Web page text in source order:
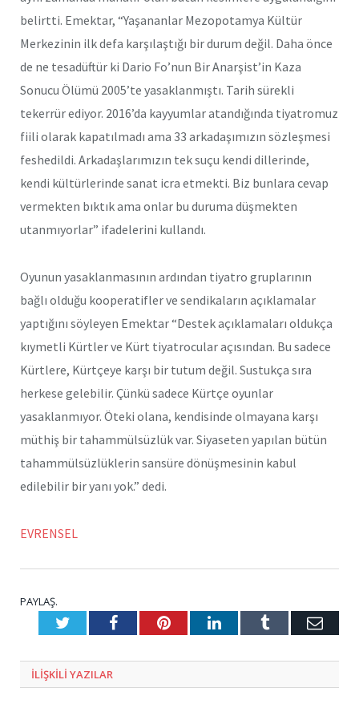
belirtti. Emektar, “Yaşananlar Mezopotamya Kültür
Merkezinin ilk defa karşılaştığı bir durum değil. Daha önce
de ne tesadüftür ki Dario Fo’nun Bir Anarşist’in Kaza
Sonucu Ölümü 2005’te yasaklanmıştı. Tarih sürekli
tekerrür ediyor. 2016’da kayyumlar atandığında tiyatromuz
fiili olarak kapatılmadı ama 33 arkadaşımızın sözleşmesi
feshedildi. Arkadaşlarımızın tek suçu kendi dillerinde,
kendi kültürlerinde sanat icra etmekti. Biz bunlara cevap
vermekten bıktık ama onlar bu duruma düşmekten
utanmıyorlar” ifadelerini kullandı.
Oyunun yasaklanmasının ardından tiyatro gruplarının
bağlı olduğu kooperatifler ve sendikaların açıklamalar
yaptığını söyleyen Emektar “Destek açıklamaları oldukça
kıymetli Kürtler ve Kürt tiyatrocular açısından. Bu sadece
Kürtlere, Kürtçeye karşı bir tutum değil. Sustukça sıra
herkese gelebilir. Çünkü sadece Kürtçe oyunlar
yasaklanmıyor. Öteki olana, kendisinde olmayana karşı
müthiş bir tahammülsüzlük var. Siyaseten yapılan bütün
tahammülsüzlüklerin sansüre dönüşmesinin kabul
edilebilir bir yanı yok.” dedi.
EVRENSEL
PAYLAŞ.
TwitterFacebookPinterestLinkedInTumblr E-
ILIŞKILI YAZILAR